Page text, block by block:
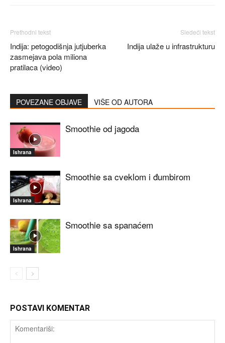
Prethodni tekst
Indija: petogodišnja jutjuberka
zasmejava pola miliona
pratilaca (video)
Sledeći tekst
Indija ulaže u infrastrukturu
POVEZANE OBJAVE VIŠE OD AUTORA
Ishrana
Smoothie od jagoda
Ishrana
Smoothie sa cveklom i đumbirom
Ishrana
Smoothie sa spanaćem
POSTAVI KOMENTAR